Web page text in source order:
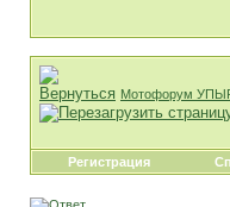
Мотофорум
Регистрация